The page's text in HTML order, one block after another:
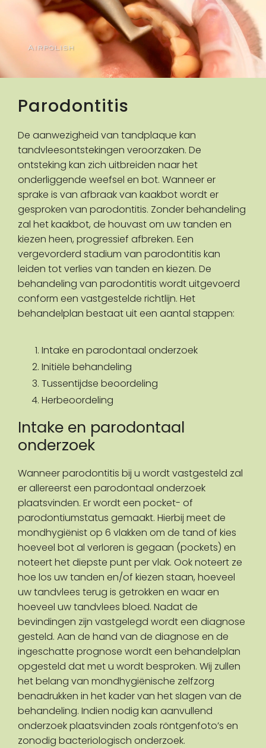
Parodontitis
De aanwezigheid van tandplaque kan
tandvleesontstekingen veroorzaken. De
ontsteking kan zich uitbreiden naar het
onderliggende weefsel en bot. Wanneer er
sprake is van afbraak van kaakbot wordt er
gesproken van parodontitis. Zonder behandeling
zal het kaakbot, de houvast om uw tanden en
kiezen heen, progressief afbreken. Een
vergevorderd stadium van parodontitis kan
leiden tot verlies van tanden en kiezen. De
behandeling van parodontitis wordt uitgevoerd
conform een vastgestelde richtlijn. Het
behandelplan bestaat uit een aantal stappen:
Intake en parodontaal onderzoek
Initiële behandeling
Tussentijdse beoordeling
Herbeoordeling
Intake en parodontaal
onderzoek
Wanneer parodontitis bij u wordt vastgesteld zal
er allereerst een parodontaal onderzoek
plaatsvinden. Er wordt een pocket- of
parodontiumstatus gemaakt. Hierbij meet de
mondhygiënist op 6 vlakken om de tand of kies
hoeveel bot al verloren is gegaan (pockets) en
noteert het diepste punt per vlak. Ook noteert ze
hoe los uw tanden en/of kiezen staan, hoeveel
uw tandvlees terug is getrokken en waar en
hoeveel uw tandvlees bloed. Nadat de
bevindingen zijn vastgelegd wordt een diagnose
gesteld. Aan de hand van de diagnose en de
ingeschatte prognose wordt een behandelplan
opgesteld dat met u wordt besproken. Wij zullen
het belang van mondhygiënische zelfzorg
benadrukken in het kader van het slagen van de
behandeling. Indien nodig kan aanvullend
onderzoek plaatsvinden zoals röntgenfoto’s en
zonodig bacteriologisch onderzoek.